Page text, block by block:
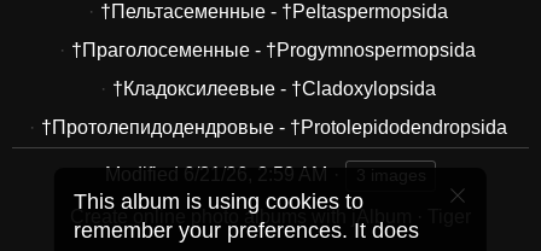
†Пельтасеменные - †Peltaspermopsida
†Праголосеменные - †Progymnospermopsida
†Кладоксилеевые - †Cladoxylopsida
†Протолепидодендровые - †Protolepidodendropsida
Modified 6/21/26, 2:59 AM
Create online photo albums with jAlbum
This album is using cookies to
remember your preferences. It does